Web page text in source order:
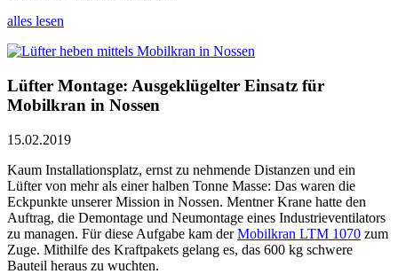
alles lesen
Lüfter Montage: Ausgeklügelter Einsatz für
Mobilkran in Nossen
15.02.2019
Kaum Installationsplatz, ernst zu nehmende Distanzen und ein
Lüfter von mehr als einer halben Tonne Masse: Das waren die
Eckpunkte unserer Mission in Nossen. Mentner Krane hatte den
Auftrag, die Demontage und Neumontage eines Industrieventilators
zu managen. Für diese Aufgabe kam derMobilkran LTM 1070 zum
Zuge. Mithilfe des Kraftpakets gelang es, das 600 kg schwere
Bauteil heraus zu wuchten.